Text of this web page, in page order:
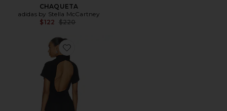
CHAQUETA
adidas by Stella McCartney
$122 Previous price:
$220
Favorite CONJUNTO CAPRI JAEAN